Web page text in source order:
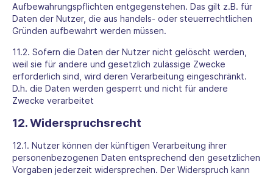
Aufbewahrungspflichten entgegenstehen. Das gilt z.B. für
Daten der Nutzer, die aus handels- oder steuerrechtlichen
Gründen aufbewahrt werden müssen.
11.2. Sofern die Daten der Nutzer nicht gelöscht werden,
weil sie für andere und gesetzlich zulässige Zwecke
erforderlich sind, wird deren Verarbeitung eingeschränkt.
D.h. die Daten werden gesperrt und nicht für andere
Zwecke verarbeitet
12. Widerspruchsrecht
12.1. Nutzer können der künftigen Verarbeitung ihrer
personenbezogenen Daten entsprechend den gesetzlichen
Vorgaben jederzeit widersprechen. Der Widerspruch kann